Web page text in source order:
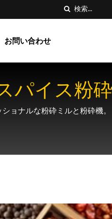
お問い合わせ
パイス粉
ョナルな粉砕ミルと粉砕機。